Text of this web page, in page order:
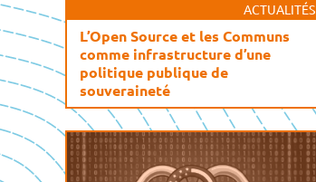
ACTUALITÉS
L’Open Source et les Communs
comme infrastructure d’une
politique publique de
souveraineté